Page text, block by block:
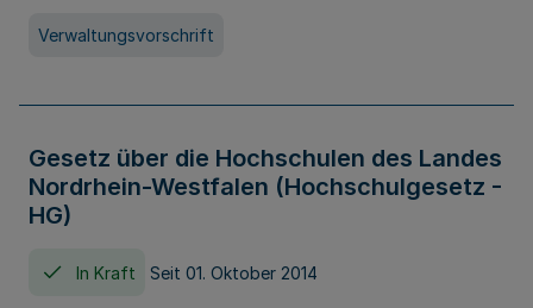
Verwaltungsvorschrift
Gesetz über die Hochschulen des Landes
Nordrhein-Westfalen (Hochschulgesetz -
HG)
In Kraft Seit 01. Oktober 2014